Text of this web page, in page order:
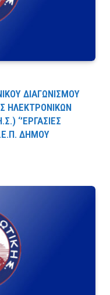
ΔΙΑΓΩΝΙΣΜΟΥ
ΗΛΕΚΤΡΟΝΙΚΩΝ
‘’ΕΡΓΑΣΙΕΣ
ΔΗΜΟΥ